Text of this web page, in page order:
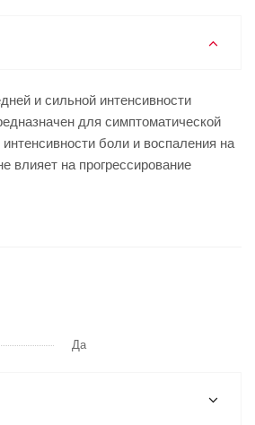
и сильной интенсивности
для симптоматической
боли и воспаления на
влияет на прогрессирование
Да